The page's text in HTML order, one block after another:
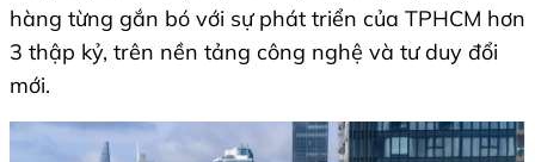
hàng từng gắn bó với sự phát triển của TPHCM hơn
3 thập kỷ, trên nền tảng công nghệ và tư duy đổi
mới.